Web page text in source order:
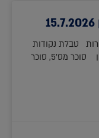
טבלת נקודות
פרוורד טבלת ריביות סקירת מחירי מזון סוכר מס'5, סוכר